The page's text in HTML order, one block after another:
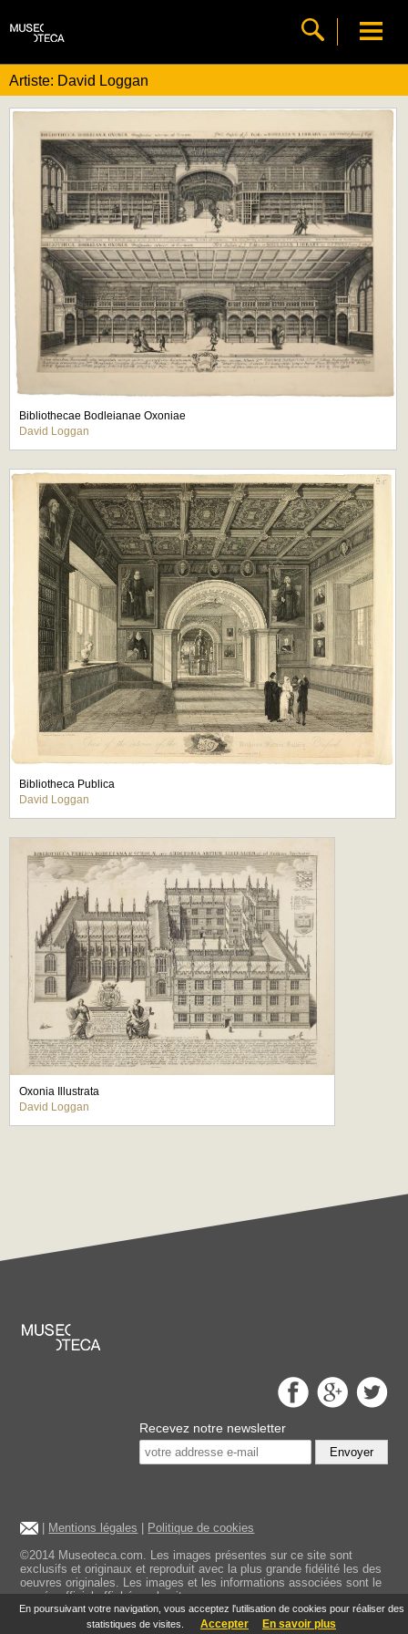
En poursuivant votre navigation, vous acceptez l'utilisation de cookies pour réaliser des
statistiques de visites.
Accepter En savoir plus
Artiste: David Loggan
Bibliothecae Bodleianae Oxoniae
David Loggan
Bibliotheca Publica
David Loggan
Oxonia Illustrata
David Loggan
Recevez notre newsletter
Envoyer
Mentions légales
Politique de cookies
©2014 Museoteca.com. Les images présentes sur ce site sont
exclusifs et originaux et reproduit avec la plus grande fidélité les des
oeuvres originales. Les images et les informations associées sont le
musée officiel affiché sur le site.